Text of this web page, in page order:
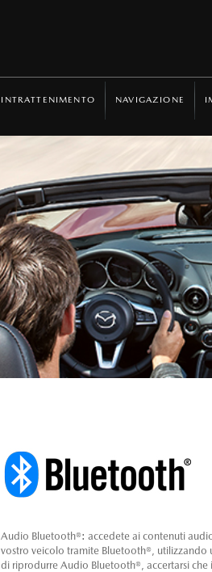
INTRATTENIMENTO NAVIGAZIONE
Audio Bluetooth®: accedete ai contenuti
vostro veicolo tramite Bluetooth®, utilizzando
di riprodurre Audio Bluetooth®, accertarsi